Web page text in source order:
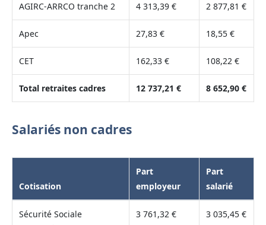
AGIRC-ARRCO tranche 2 4 313,39 € 2 877,81 €
Apec 27,83 € 18,55 €
CET 162,33 € 108,22 €
Total retraites cadres 12 737,21 € 8 652,90 €
Salariés non cadres
Cotisation
Part
employeur
Part
salarié
Sécurité Sociale
3 761,32 € 3 035,45 €